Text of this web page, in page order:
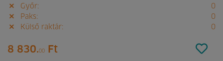
Győr:
0
Paks:
0
Külső raktár:
0
8 830.00 Ft